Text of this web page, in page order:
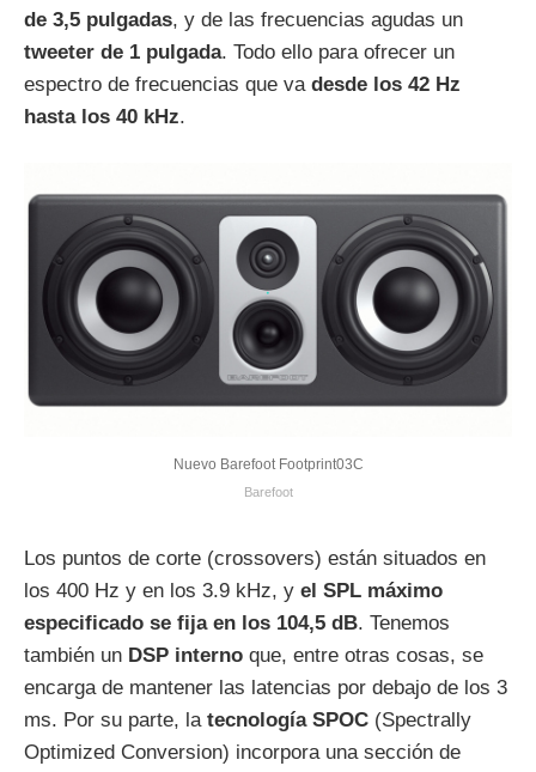
de 3,5 pulgadas, y de las frecuencias agudas un
tweeter de 1 pulgada. Todo ello para ofrecer un
espectro de frecuencias que va desde los 42 Hz
hasta los 40 kHz.
Nuevo Barefoot Footprint03C
Barefoot
Los puntos de corte (crossovers) están situados en
los 400 Hz y en los 3.9 kHz, y el SPL máximo
especificado se fija en los 104,5 dB. Tenemos
también un DSP interno que, entre otras cosas, se
encarga de mantener las latencias por debajo de los 3
ms. Por su parte, la tecnología SPOC (Spectrally
Optimized Conversion) incorpora una sección de